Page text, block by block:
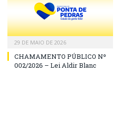
29 DE MAIO DE 2026
CHAMAMENTO PÚBLICO Nº
002/2026 – Lei Aldir Blanc